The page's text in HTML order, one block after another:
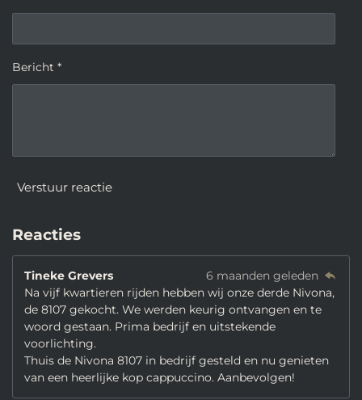
Bericht *
Verstuur reactie
Reacties
Tineke Grevers
6 maanden geleden
Na vijf kwartieren rijden hebben wij onze derde Nivona,
de 8107 gekocht. We werden keurig ontvangen en te
woord gestaan. Prima bedrijf en uitstekende
voorlichting.
Thuis de Nivona 8107 in bedrijf gesteld en nu genieten
van een heerlijke kop cappuccino. Aanbevolgen!